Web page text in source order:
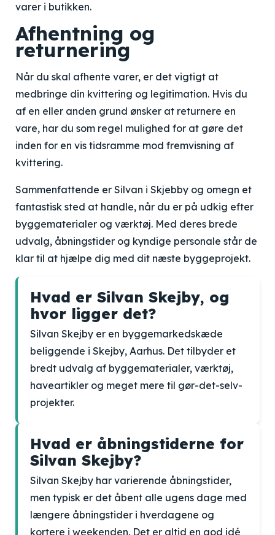
varer i butikken.
Afhentning og
returnering
Når du skal afhente varer, er det vigtigt at
medbringe din kvittering og legitimation. Hvis du
af en eller anden grund ønsker at returnere en
vare, har du som regel mulighed for at gøre det
inden for en vis tidsramme mod fremvisning af
kvittering.
Sammenfattende er Silvan i Skjebby og omegn et
fantastisk sted at handle, når du er på udkig efter
byggematerialer og værktøj. Med deres brede
udvalg, åbningstider og kyndige personale står de
klar til at hjælpe dig med dit næste byggeprojekt.
Hvad er Silvan Skejby, og
hvor ligger det?
Silvan Skejby er en byggemarkedskæde
beliggende i Skejby, Aarhus. Det tilbyder et
bredt udvalg af byggematerialer, værktøj,
haveartikler og meget mere til gør-det-selv-
projekter.
Hvad er åbningstiderne for
Silvan Skejby?
Silvan Skejby har varierende åbningstider,
men typisk er det åbent alle ugens dage med
længere åbningstider i hverdagene og
kortere i weekenden. Det er altid en god idé